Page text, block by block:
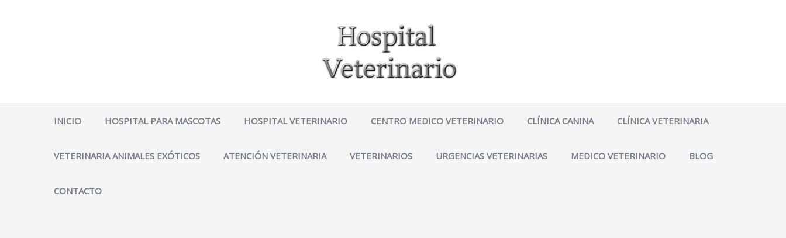
INICIO HOSPITAL PARA MASCOTAS HOSPITAL VETERINARIO CENTRO MEDICO VETERINARIO CLÍNICA CANINA CLÍNICA VETERINARIA
VETERINARIA ANIMALES EXÓTICOS ATENCIÓN VETERINARIA VETERINARIOS URGENCIAS VETERINARIAS MEDICO VETERINARIO BLOG
CONTACTO